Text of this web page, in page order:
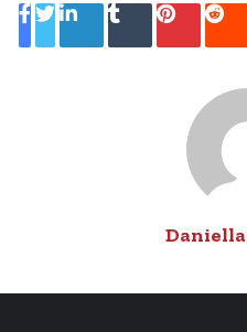
LinkedIn
Tumblr
Daniella